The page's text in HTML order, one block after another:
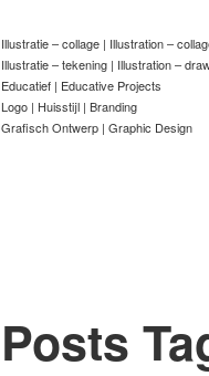
Illustratie – collage | Illustration –
Illustratie – tekening | Illustration –
Educatief | Educative Projects
Logo | Huisstijl | Branding
Grafisch Ontwerp | Graphic Design
Posts